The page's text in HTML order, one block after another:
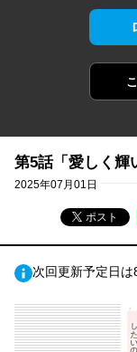
第5話「愛しく輝
2025年07月01日
ポスト
次回更新予定日